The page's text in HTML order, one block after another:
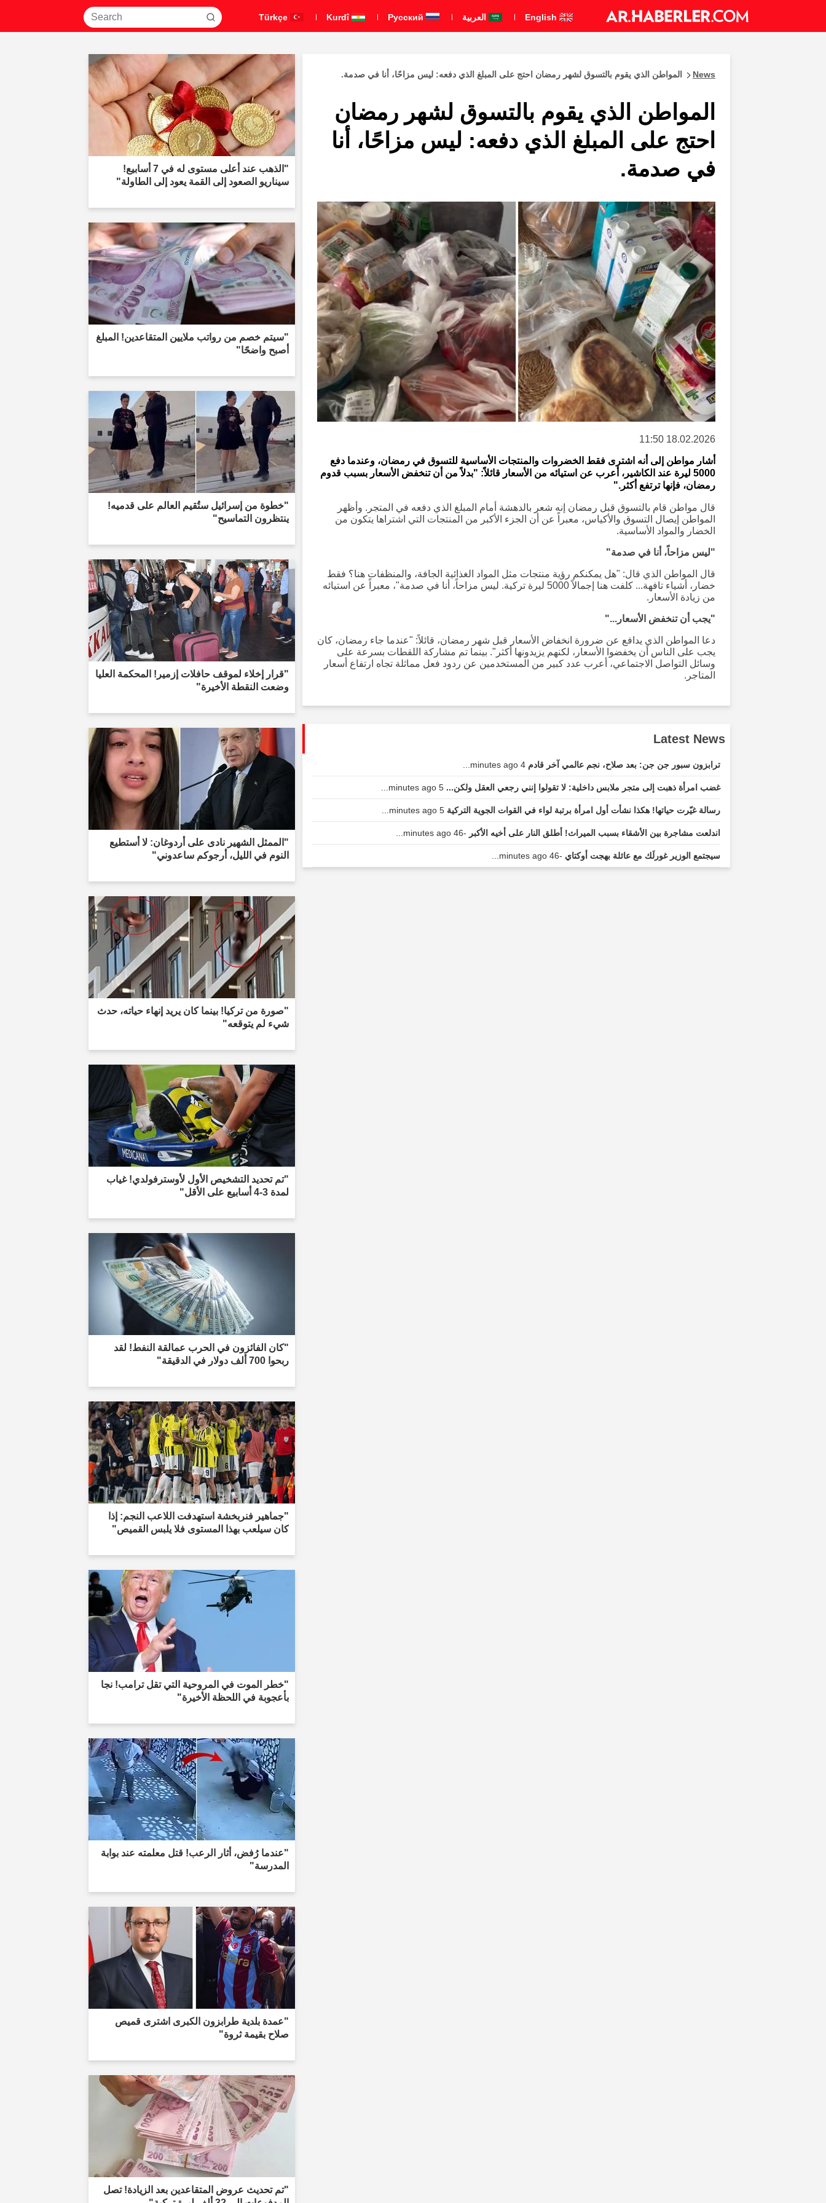
العربية Kurdî
News المواطن الذي يقوم بالتسوق لشهر رمضان احتج على المبلغ الذي دفعه: ليس مزاحًا، أنا في صدمة.
المواطن الذي يقوم بالتسوق لشهر رمضان
احتج على المبلغ الذي دفعه: ليس مزاحًا، أنا
في صدمة.
18.02.2026 11:50
أشار مواطن إلى أنه اشترى فقط الخضروات والمنتجات الأساسية للتسوق في رمضان، وعندما دفع
5000 ليرة عند الكاشير، أعرب عن استيائه من الأسعار قائلاً: "بدلاً من أن تنخفض الأسعار بسبب قدوم
رمضان، فإنها ترتفع أكثر."
قال مواطن قام بالتسوق قبل رمضان إنه شعر بالدهشة أمام المبلغ الذي دفعه في المتجر. وأظهر
المواطن إيصال التسوق والأكياس، معبراً عن أن الجزء الأكبر من المنتجات التي اشتراها يتكون من
الخضار والمواد الأساسية.
"ليس مزاحاً، أنا في صدمة"
قال المواطن الذي قال: "هل يمكنكم رؤية منتجات مثل المواد الغذائية الجافة، والمنظفات هنا؟ فقط
خضار، أشياء تافهة... كلفت هنا إجمالاً 5000 ليرة تركية. ليس مزاحاً، أنا في صدمة"، معبراً عن استيائه
من زيادة الأسعار.
"يجب أن تنخفض الأسعار..."
دعا المواطن الذي يدافع عن ضرورة انخفاض الأسعار قبل شهر رمضان، قائلاً: "عندما جاء رمضان، كان
يجب على الناس أن يخفضوا الأسعار، لكنهم يزيدونها أكثر". بينما تم مشاركة اللقطات بسرعة على
وسائل التواصل الاجتماعي، أعرب عدد كبير من المستخدمين عن ردود فعل مماثلة تجاه ارتفاع أسعار
المتاجر.
Latest News
ترابزون سبور جن جن: بعد صلاح، نجم عالمي آخر قادم 4 minutes ago...
غضب امرأة ذهبت إلى متجر ملابس داخلية: لا تقولوا إنني رجعي العقل ولكن... 5 minutes ago...
رسالة غيّرت حياتها! هكذا نشأت أول امرأة برتبة لواء في القوات الجوية التركية 5 minutes ago...
اندلعت مشاجرة بين الأشقاء بسبب الميراث! أطلق النار على أخيه الأكبر -46 minutes ago...
سيجتمع الوزير غورلَك مع عائلة بهجت أوكتاي -46 minutes ago...
"الذهب عند أعلى مستوى له في 7 أسابيع!
سيناريو الصعود إلى القمة يعود إلى الطاولة"
"سيتم خصم من رواتب ملايين المتقاعدين! المبلغ
أصبح واضحًا"
"خطوة من إسرائيل ستُقيم العالم على قدميه!
ينتظرون التماسيح"
"قرار إخلاء لموقف حافلات إزمير! المحكمة العليا
وضعت النقطة الأخيرة"
"الممثل الشهير نادى على أردوغان: لا أستطيع
النوم في الليل، أرجوكم ساعدوني"
"صورة من تركيا! بينما كان يريد إنهاء حياته، حدث
شيء لم يتوقعه"
"تم تحديد التشخيص الأول لأوسترفولدي! غياب
لمدة 3-4 أسابيع على الأقل"
"كان الفائزون في الحرب عمالقة النفط! لقد
ربحوا 700 ألف دولار في الدقيقة"
"جماهير فنربخشة استهدفت اللاعب النجم: إذا
كان سيلعب بهذا المستوى فلا يلبس القميص"
"خطر الموت في المروحية التي تقل ترامب! نجا
بأعجوبة في اللحظة الأخيرة"
"عندما رُفض، أثار الرعب! قتل معلمته عند بوابة
المدرسة"
"عمدة بلدية طرابزون الكبرى اشترى قميص
صلاح بقيمة ثروة"
"تم تحديث عروض المتقاعدين بعد الزيادة! تصل